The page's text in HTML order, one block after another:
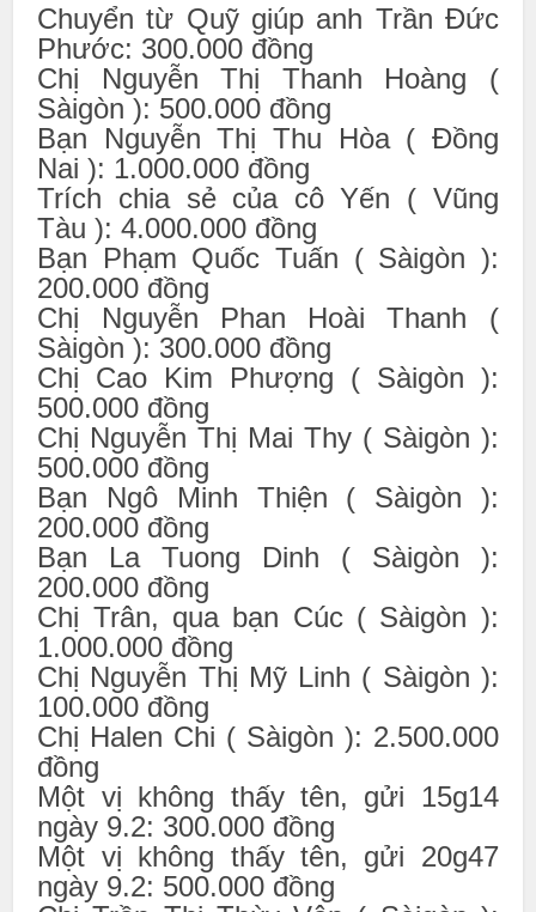
Chuyển từ Quỹ giúp anh Trần Đức
Phước: 300.000 đồng
Chị Nguyễn Thị Thanh Hoàng (
Sàigòn ): 500.000 đồng
Bạn Nguyễn Thị Thu Hòa ( Đồng
Nai ): 1.000.000 đồng
Trích chia sẻ của cô Yến ( Vũng
Tàu ): 4.000.000 đồng
Bạn Phạm Quốc Tuấn ( Sàigòn ):
200.000 đồng
Chị Nguyễn Phan Hoài Thanh (
Sàigòn ): 300.000 đồng
Chị Cao Kim Phượng ( Sàigòn ):
500.000 đồng
Chị Nguyễn Thị Mai Thy ( Sàigòn ):
500.000 đồng
Bạn Ngô Minh Thiện ( Sàigòn ):
200.000 đồng
Bạn La Tuong Dinh ( Sàigòn ):
200.000 đồng
Chị Trân, qua bạn Cúc ( Sàigòn ):
1.000.000 đồng
Chị Nguyễn Thị Mỹ Linh ( Sàigòn ):
100.000 đồng
Chị Halen Chi ( Sàigòn ): 2.500.000
đồng
Một vị không thấy tên, gửi 15g14
ngày 9.2: 300.000 đồng
Một vị không thấy tên, gửi 20g47
ngày 9.2: 500.000 đồng